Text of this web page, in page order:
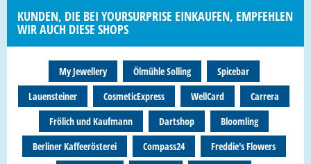
KUNDEN, DIE BEI YOURSURPRISE EINKAUFEN, EMPFEHLEN
WIR AUCH DIESE SHOPS
My Jewellery Ölmühle Solling
Spicebar
Lauensteiner
CosmeticExpress WellCard
Carrera
Frölich und Kaufmann
Dartshop
Bloomling
Berliner Kaffeerösterei
Compass24
Freddie's Flowers